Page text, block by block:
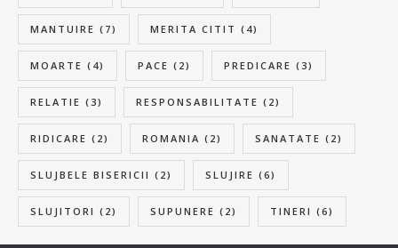
MANTUIRE (7) MERITA CITIT (4)
MOARTE (4) PACE (2) PREDICARE (3)
RELATIE (3) RESPONSABILITATE (2)
RIDICARE (2) ROMANIA (2) SANATATE (2)
SLUJBELE BISERICII (2) SLUJIRE (6)
SLUJITORI (2) SUPUNERE (2) TINERI (6)